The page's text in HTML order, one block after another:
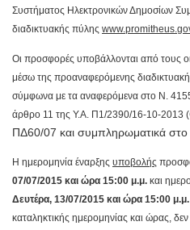
Συστήματος Ηλεκτρονικών Δημοσίων
διαδικτυακής πύλης www.promitheus.
Οι προσφορές υποβάλλονται από τους
μέσω της προαναφερόμενης
σύμφωνα με τα αναφερόμενα στο Ν.
άρθρο 11 της Υ.Α. Π1/2390/16-10-
ΠΔ60/07 και συμπληρωματικά
Η ημερομηνία έναρξης υποβολής
07/07/2015 και ώρα 15:00 μ.μ. και
Δευτέρα, 13/07/2015 και ώρα 15:00 μ.μ.
καταληκτικής ημερομηνίας και ώρας,